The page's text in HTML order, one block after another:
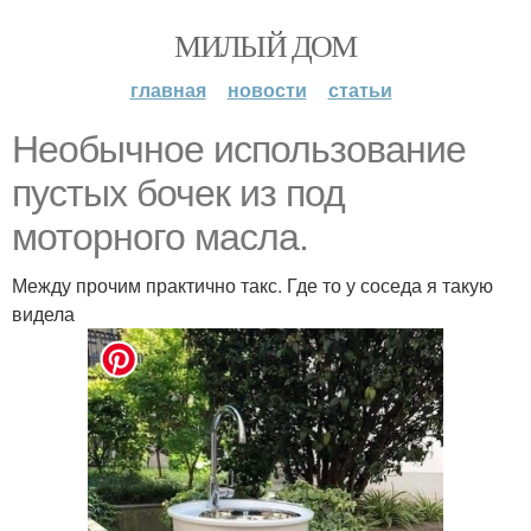
МИЛЫЙ ДОМ
главная новости статьи
Необычное использование
пустых бочек из под
моторного масла.
Между прочим практично такс. Где то у соседа я такую
видела